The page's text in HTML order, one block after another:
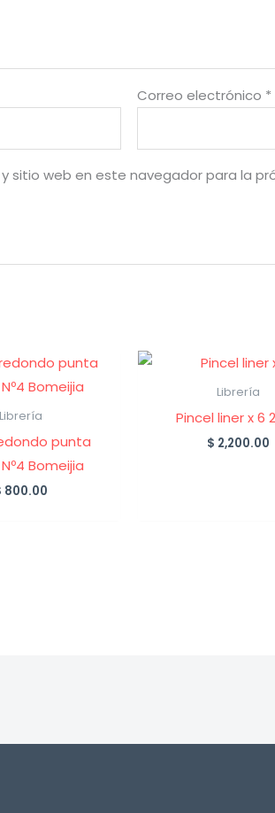
Correo electrónico *
sitio web en este navegador para la
Librería
punta
Bomeijia
800.00
Librería
Pincel liner x 6
$ 2,200.00